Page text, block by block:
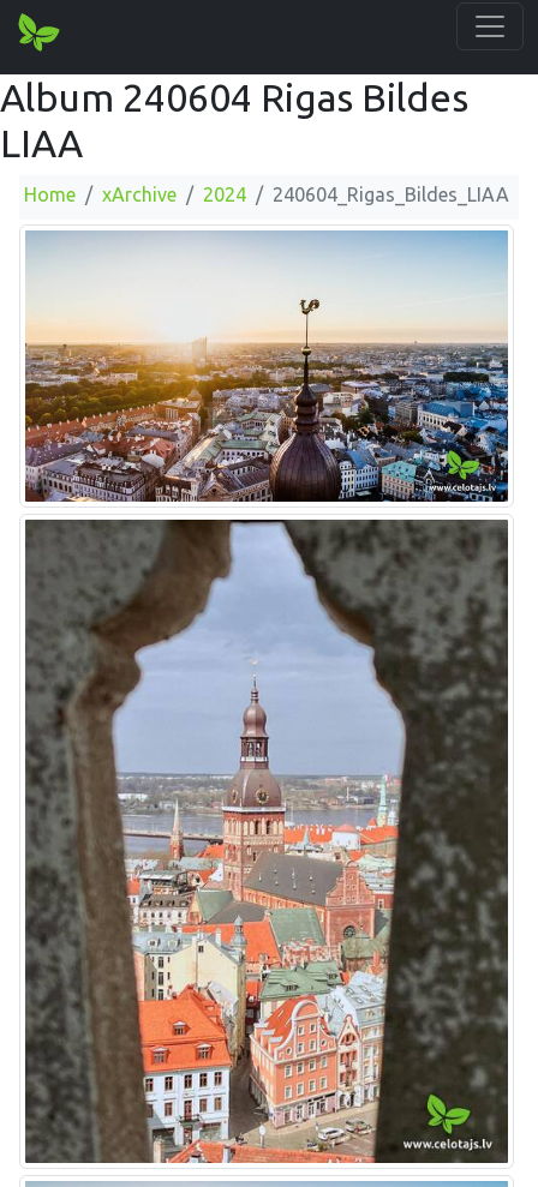
Album 240604 Rigas Bildes
LIAA
Home xArchive 2024 240604_Rigas_Bildes_LIAA